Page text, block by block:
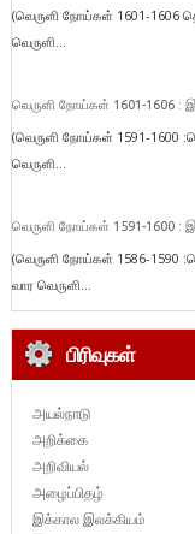
(வெருளி நோய்கள் 1601-1606
வெருளி...
வெருளி நோய்கள் 1601-1606 :
(வெருளி நோய்கள் 1591-1600
வெருளி...
வெருளி நோய்கள் 1591-1600 :
(வெருளி நோய்கள் 1586-1590
வார வெருளி...
பிரிவுகள்
அயல்நாடு
அறிக்கை
அறிவியல்
அழைப்பிதழ்
இக்கால இலக்கியம்